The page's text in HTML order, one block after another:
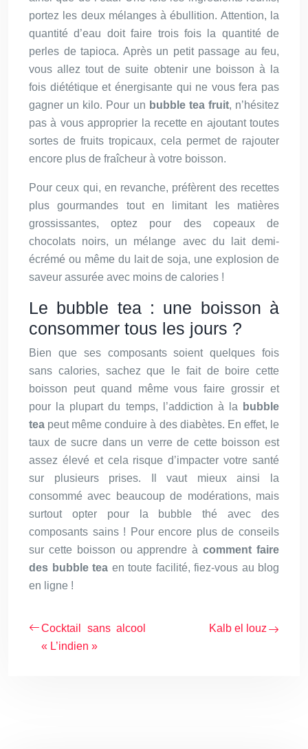
portez les deux mélanges à ébullition. Attention, la
quantité d’eau doit faire trois fois la quantité de
perles de tapioca. Après un petit passage au feu,
vous allez tout de suite obtenir une boisson à la
fois diététique et énergisante qui ne vous fera pas
gagner un kilo. Pour un bubble tea fruit, n’hésitez
pas à vous approprier la recette en ajoutant toutes
sortes de fruits tropicaux, cela permet de rajouter
encore plus de fraîcheur à votre boisson.
Pour ceux qui, en revanche, préfèrent des recettes
plus gourmandes tout en limitant les matières
grossissantes, optez pour des copeaux de
chocolats noirs, un mélange avec du lait demi-
écrémé ou même du lait de soja, une explosion de
saveur assurée avec moins de calories !
Le bubble tea : une boisson à
consommer tous les jours ?
Bien que ses composants soient quelques fois
sans calories, sachez que le fait de boire cette
boisson peut quand même vous faire grossir et
pour la plupart du temps, l’addiction à la bubble
tea peut même conduire à des diabètes. En effet, le
taux de sucre dans un verre de cette boisson est
assez élevé et cela risque d’impacter votre santé
sur plusieurs prises. Il vaut mieux ainsi la
consommé avec beaucoup de modérations, mais
surtout opter pour la bubble thé avec des
composants sains ! Pour encore plus de conseils
sur cette boisson ou apprendre àcomment faire
des bubble tea en toute facilité, fiez-vous au blog
en ligne !
Cocktail sans alcool
« L’indien »
Kalb el louz